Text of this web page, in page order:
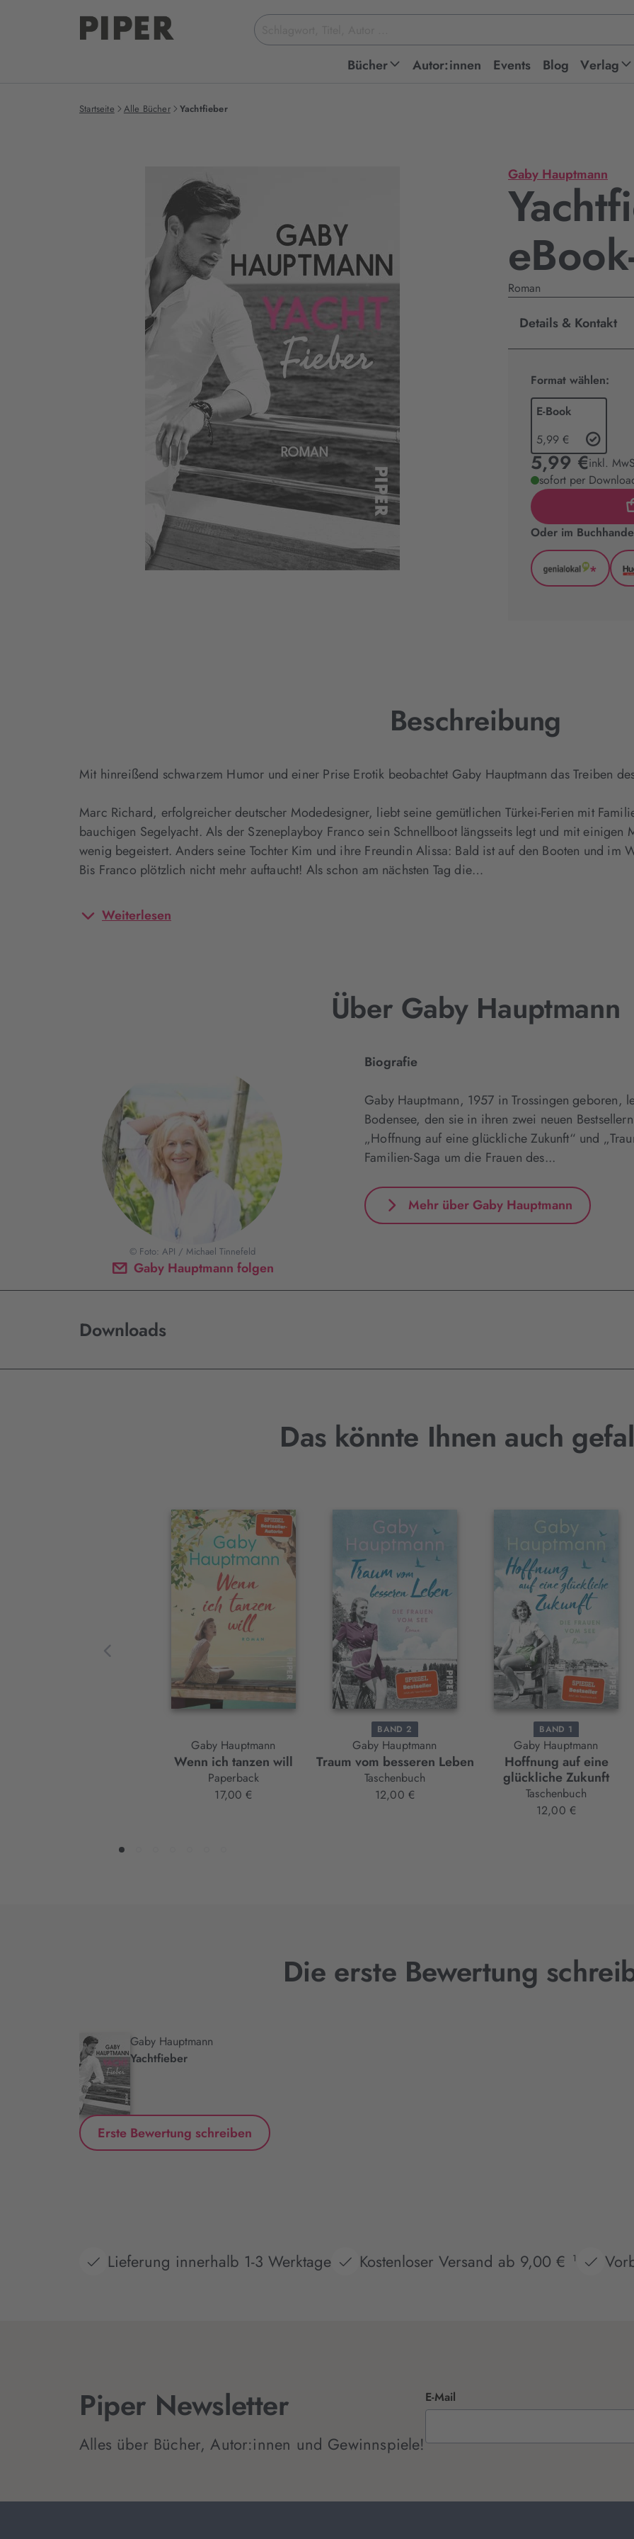
Suchbegriff
eingeben
Bücher Autor:innen Events Blog Verlag
Startseite Alle Bücher Yachtfieber
Gaby Hauptmann
Roman
Details & Kontakt
Format wählen:
E-Book
5,99 €
5,99 €inkl.
sofort per
Oder im
*
Beschreibung
Mit hinreißend schwarzem Humor und einer Prise Erotik beobachtet Gaby Hauptmann das Treiben
Marc Richard, erfolgreicher deutscher Modedesigner, liebt seine gemütlichen Türkei-Ferien mit
bauchigen Segelyacht. Als der Szeneplayboy Franco sein Schnellboot längsseits legt und mit einigen
wenig begeistert. Anders seine Tochter Kim und ihre Freundin Alissa: Bald ist auf den Booten und im
Bis Franco plötzlich nicht mehr auftaucht! Als schon am nächsten Tag die…
Weiterlesen
Über Gaby Hauptmann
Gaby Hauptmann folgen
© Foto: API / Michael Tinnefeld
Biografie
Gaby Hauptmann, 1957 in Trossingen geboren,
Bodensee, den sie in ihren zwei neuen
„Hoffnung auf eine glückliche Zukunft“ und
Familien-Saga um die Frauen des...
Mehr über Gaby Hauptmann
Downloads
Das könnte Ihnen auch
Interaktives
Slider-
Element
Gaby Hauptmann
Wenn ich tanzen will
Paperback
17,00 €
BAND 2
Gaby Hauptmann
Traum vom besseren Leben
Taschenbuch
12,00 €
BAND 1
Gaby Hauptmann
Hoffnung auf eine
glückliche Zukunft
Taschenbuch
12,00 €
Die erste Bewertung
Gaby Hauptmann
Yachtfieber.
Erste Bewertung schreiben
Lieferung innerhalb 1-3 Werktage Kostenloser Versand ab 9,00 € 1
Piper Newsletter
Alles über Bücher, Autor:innen und Gewinnspiele!
E-Mail